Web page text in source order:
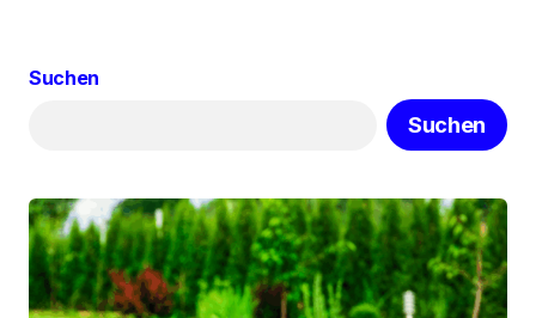
Suchen
Suchen